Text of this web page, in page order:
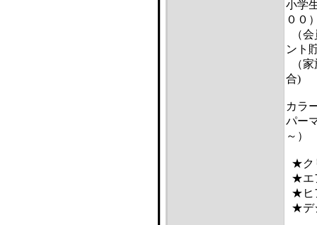
小学
００
（
ント
（
合)
カラ
パー
～）
★ク
★エ
★ヒ
★デ